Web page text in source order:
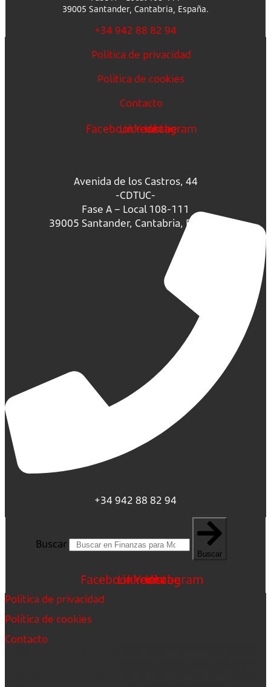
39005 Santander, Cantabria, España.
+34 942 88 82 94
Política de privacidad
Política de cookies
Contacto
FacebookLinkedin
Youtube
Instagram
Avenida de los Castros, 44
-CDTUC-
Fase A – Local 108-111
39005 Santander, Cantabria, España.
+34 942 88 82 94
Buscar
Buscar
FacebookLinkedin
Youtube
Instagram
Política de privacidad
Política de cookies
Contacto